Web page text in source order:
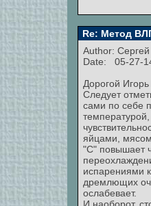
Re: Метод
Author:
Date: 05-27-
Дорогой
Следует
сами по себе
яйцами,
"С" повышает
испарениями
дремлющих
ослабевает.